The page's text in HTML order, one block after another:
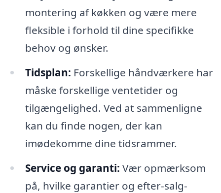
montering af køkken og være mere
fleksible i forhold til dine specifikke
behov og ønsker.
Tidsplan: Forskellige håndværkere har
måske forskellige ventetider og
tilgængelighed. Ved at sammenligne
kan du finde nogen, der kan
imødekomme dine tidsrammer.
Service og garanti: Vær opmærksom
på, hvilke garantier og efter-salg-